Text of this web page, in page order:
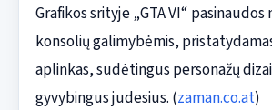
Grafikos srityje „GTA VI“
konsolių galimybėmis,
aplinkas, sudėtingus personažų
gyvybingus judesius. (zaman.co.at)